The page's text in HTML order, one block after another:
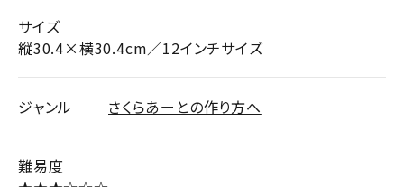
サイズ
縦30.4×横30.4cm／12インチサイズ
ジャンル さくらあーとの作り方へ
難易度